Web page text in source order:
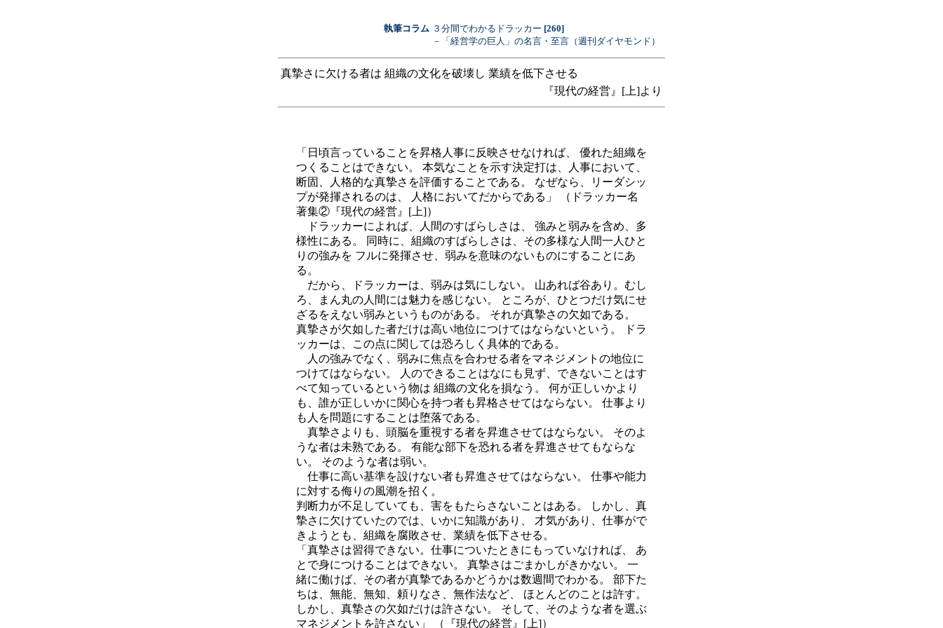
執筆コラム ３分間でわかるドラッカー [260]
－「経営学の巨人」の名言・至言（週刊ダイヤモンド）
真摯さに欠ける者は 組織の文化を破壊し 業績を低下させる
『現代の経営』[上]より
「日頃言っていることを昇格人事に反映させなければ、 優れた組織を
つくることはできない。 本気なことを示す決定打は、人事において、
断固、人格的な真摯さを評価することである。 なぜなら、リーダシッ
プが発揮されるのは、 人格においてだからである」 （ドラッカー名
著集②『現代の経営』[上]）
ドラッカーによれば、人間のすばらしさは、 強みと弱みを含め、多
様性にある。 同時に、組織のすばらしさは、その多様な人間一人ひと
りの強みを フルに発揮させ、弱みを意味のないものにすることにあ
る。
だから、ドラッカーは、弱みは気にしない。 山あれば谷あり。むし
ろ、まん丸の人間には魅力を感じない。 ところが、ひとつだけ気にせ
ざるをえない弱みというものがある。 それが真摯さの欠如である。
真摯さが欠如した者だけは高い地位につけてはならないという。 ドラ
ッカーは、この点に関しては恐ろしく具体的である。
人の強みでなく、弱みに焦点を合わせる者をマネジメントの地位に
つけてはならない。 人のできることはなにも見ず、できないことはす
べて知っているという物は 組織の文化を損なう。 何が正しいかより
も、誰が正しいかに関心を持つ者も昇格させてはならない。 仕事より
も人を問題にすることは堕落である。
真摯さよりも、頭脳を重視する者を昇進させてはならない。 そのよ
うな者は未熟である。 有能な部下を恐れる者を昇進させてもならな
い。 そのような者は弱い。
仕事に高い基準を設けない者も昇進させてはならない。 仕事や能力
に対する侮りの風潮を招く。
判断力が不足していても、害をもたらさないことはある。 しかし、真
摯さに欠けていたのでは、いかに知識があり、 才気があり、仕事がで
きようとも、組織を腐敗させ、業績を低下させる。
「真摯さは習得できない。仕事についたときにもっていなければ、 あ
とで身につけることはできない。 真摯さはごまかしがきかない。 一
緒に働けば、その者が真摯であるかどうかは数週間でわかる。 部下た
ちは、無能、無知、頼りなさ、無作法など、 ほとんどのことは許す。
しかし、真摯さの欠如だけは許さない。 そして、そのような者を選ぶ
マネジメントを許さない」 （『現代の経営』[上]）